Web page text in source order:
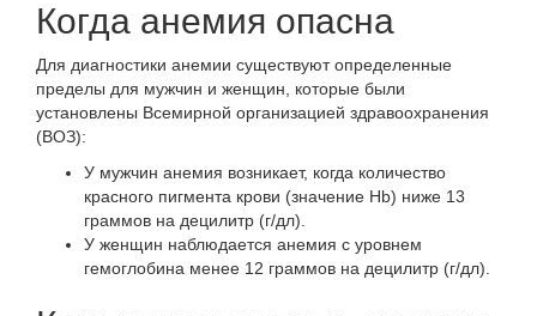
Когда анемия опасна
Для диагностики анемии существуют определенные
пределы для мужчин и женщин, которые были
установлены Всемирной организацией здравоохранения
(ВОЗ):
У мужчин анемия возникает, когда количество
красного пигмента крови (значение Hb) ниже 13
граммов на децилитр (г/дл).
У женщин наблюдается анемия с уровнем
гемоглобина менее 12 граммов на децилитр (г/дл).